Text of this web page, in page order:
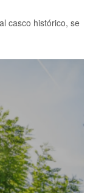
casco histórico, se